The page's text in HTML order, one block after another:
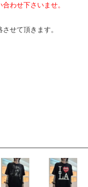
わせ下さいませ。
せて頂きます。